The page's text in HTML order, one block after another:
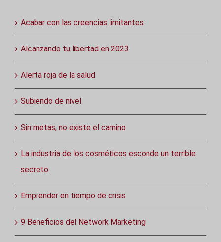
Acabar con las creencias limitantes
Alcanzando tu libertad en 2023
Alerta roja de la salud
Subiendo de nivel
Sin metas, no existe el camino
La industria de los cosméticos esconde un terrible
secreto
Emprender en tiempo de crisis
9 Beneficios del Network Marketing